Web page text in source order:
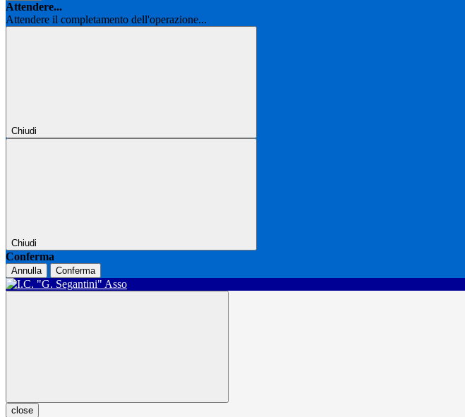
Attendere...
Attendere il completamento dell'operazione...
Chiudi
Chiudi
Conferma
Annulla Conferma
close